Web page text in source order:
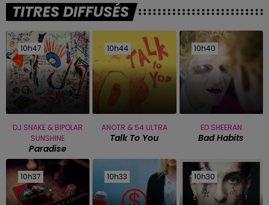
TITRES DIFFUSÉS
10h47
10h47
DJ SNAKE & BIPOLAR
SUNSHINE
Paradise
10h44
10h44
ANOTR & 54 ULTRA
Talk To You
10h40
10h40
ED SHEERAN
Bad Habits
10h37
10h37 10h33
10h33 10h30
10h30